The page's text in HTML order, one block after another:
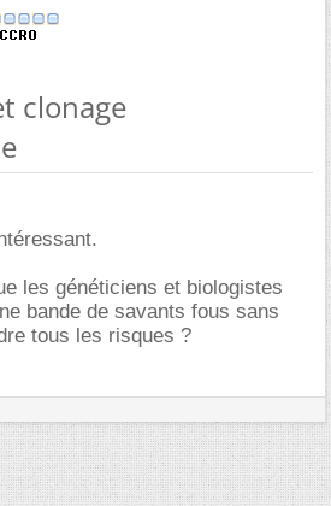
clonage
les généticiens et biologistes
bande de savants fous sans
tous les risques ?